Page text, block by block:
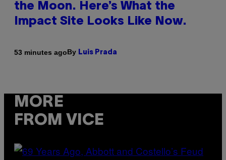
the Moon. Here’s What the
Impact Site Looks Like Now.
53 minutes agoBy Luis Prada
MORE
FROM VICE